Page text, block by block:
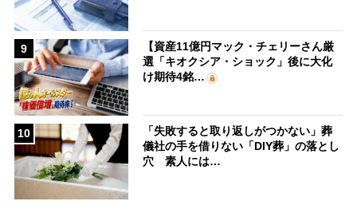
9
【資産11億円マック・チェリーさん厳
選「キオクシア・ショック」後に大化
け期待4銘…
10
「失敗すると取り返しがつかない」葬
儀社の手を借りない「DIY葬」の落とし
穴 素人には…